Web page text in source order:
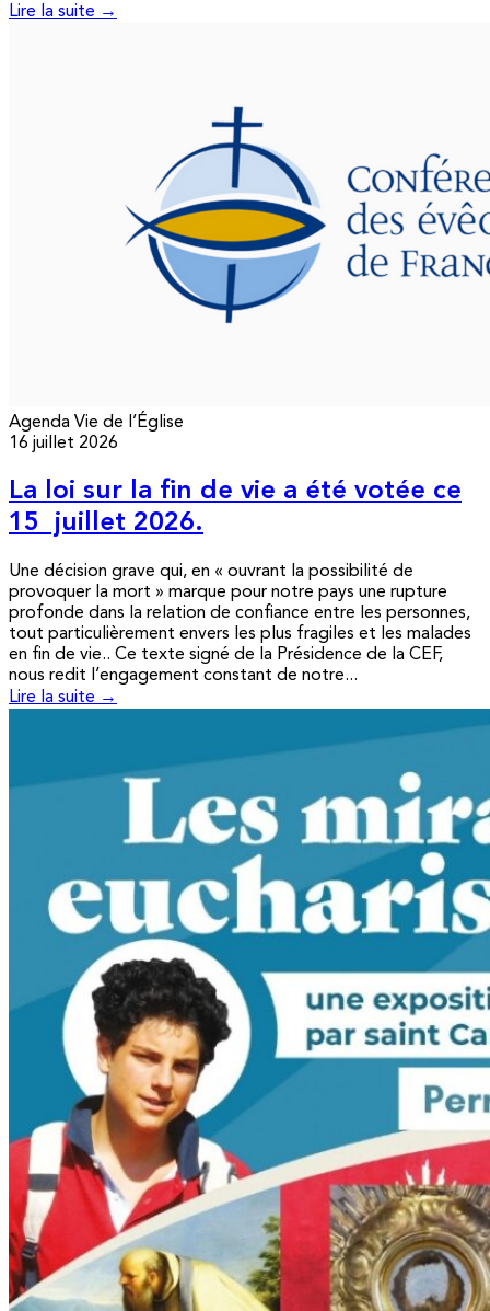
Lire la suite →
Agenda Vie de l’Église
16 juillet 2026
La loi sur la fin de vie a été votée ce
15 juillet 2026.
Une décision grave qui, en « ouvrant la possibilité de
provoquer la mort » marque pour notre pays une rupture
profonde dans la relation de confiance entre les personnes,
tout particulièrement envers les plus fragiles et les malades
en fin de vie.. Ce texte signé de la Présidence de la CEF,
nous redit l’engagement constant de notre...
Lire la suite →